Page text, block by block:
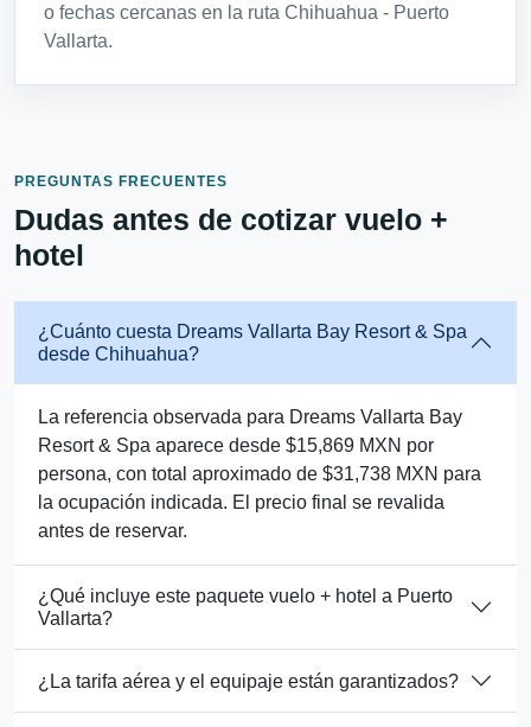
o fechas cercanas en la ruta Chihuahua - Puerto
Vallarta.
PREGUNTAS FRECUENTES
Dudas antes de cotizar vuelo +
hotel
¿Cuánto cuesta Dreams Vallarta Bay Resort & Spa
desde Chihuahua?
La referencia observada para Dreams Vallarta Bay
Resort & Spa aparece desde $15,869 MXN por
persona, con total aproximado de $31,738 MXN para
la ocupación indicada. El precio final se revalida
antes de reservar.
¿Qué incluye este paquete vuelo + hotel a Puerto
Vallarta?
¿La tarifa aérea y el equipaje están garantizados?